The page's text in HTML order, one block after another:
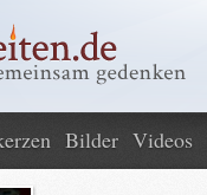
Bilder Videos